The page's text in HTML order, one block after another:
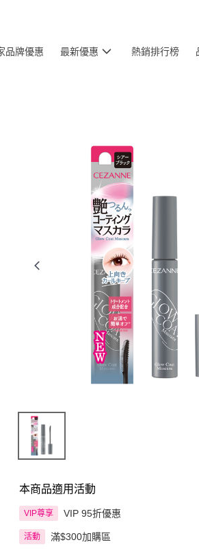
品牌優惠 最新優惠 熱銷排行榜
本商品適用活動
VIP尊享 VIP 95折優惠
活動 滿$300加購區